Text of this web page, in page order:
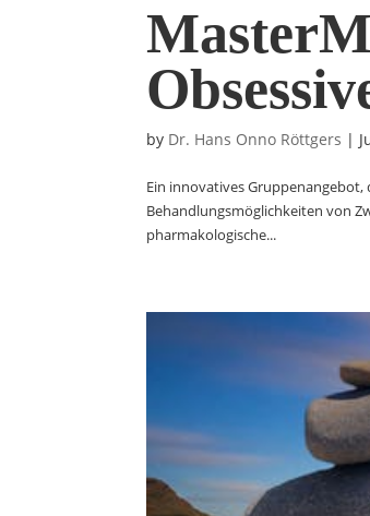
by Dr. Hans Onno Röttgers |
Ein innovatives
Behandlungsmöglichkeiten von
pharmakologische...